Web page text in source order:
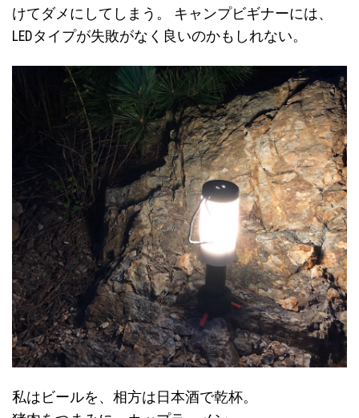
けてダメにしてしまう。 キャンプビギナーには、
LEDタイプが失敗がなく良いのかもしれない。
私はビールを、相方は日本酒で乾杯。